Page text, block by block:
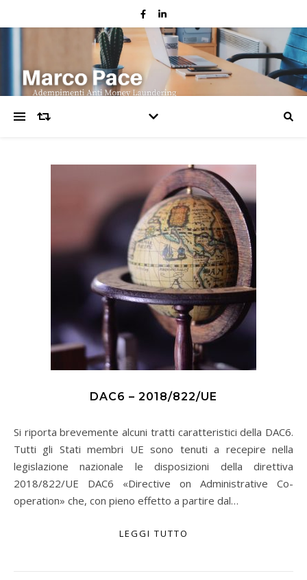
DAC6 – 2018/822/UE
Si riporta brevemente alcuni tratti caratteristici della DAC6.
Tutti gli Stati membri UE sono tenuti a recepire nella
legislazione nazionale le disposizioni della direttiva
2018/822/UE DAC6 «Directive on Administrative Co-
operation» che, con pieno effetto a partire dal…
LEGGI TUTTO